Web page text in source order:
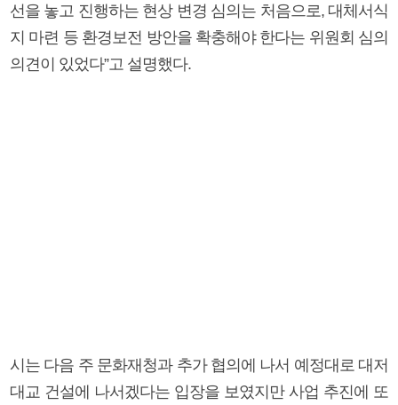
선을 놓고 진행하는 현상 변경 심의는 처음으로, 대체서식
지 마련 등 환경보전 방안을 확충해야 한다는 위원회 심의
의견이 있었다”고 설명했다.
시는 다음 주 문화재청과 추가 협의에 나서 예정대로 대저
대교 건설에 나서겠다는 입장을 보였지만 사업 추진에 또